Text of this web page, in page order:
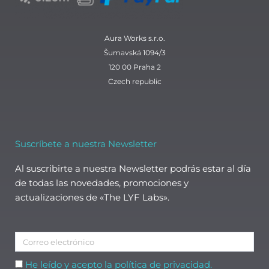
Aura Works s.r.o.
Šumavská 1094/3
120 00 Praha 2
Czech republic
Suscríbete a nuestra Newsletter
Al suscribirte a nuestra Newsletter podrás estar al día
de todas las novedades, promociones y
actualizaciones de «The LYF Labs».
Correo
electrónico
Aceptación
He leído y acepto la política de privacidad.